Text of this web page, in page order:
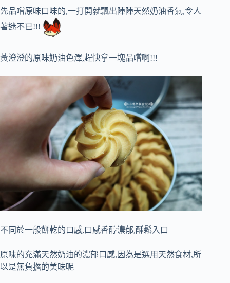
先品嚐原味口味的,一打開就飄出陣陣天然奶油香氣,令人
著迷不已!!!
黃澄澄的原味奶油色澤,趕快拿一塊品嚐啊!!!
不同於一般餅乾的口感,口感香醇濃郁,酥鬆入口
原味的充滿天然奶油的濃郁口感,因為是選用天然食材,所
以是無負擔的美味呢